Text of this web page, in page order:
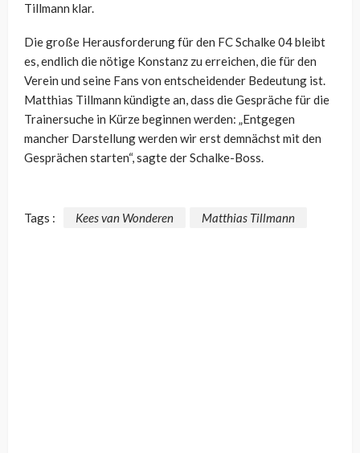
Tillmann klar.
Die große Herausforderung für den FC Schalke 04 bleibt
es, endlich die nötige Konstanz zu erreichen, die für den
Verein und seine Fans von entscheidender Bedeutung ist.
Matthias Tillmann kündigte an, dass die Gespräche für die
Trainersuche in Kürze beginnen werden: „Entgegen
mancher Darstellung werden wir erst demnächst mit den
Gesprächen starten“, sagte der Schalke-Boss.
Tags : Kees van Wonderen Matthias Tillmann